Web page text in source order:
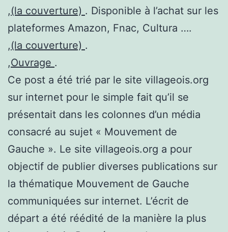
,(la couverture) . Disponible à l’achat sur les
plateformes Amazon, Fnac, Cultura ….
,(la couverture) .
,Ouvrage .
Ce post a été trié par le site villageois.org
sur internet pour le simple fait qu’il se
présentait dans les colonnes d’un média
consacré au sujet « Mouvement de
Gauche ». Le site villageois.org a pour
objectif de publier diverses publications sur
la thématique Mouvement de Gauche
communiquées sur internet. L’écrit de
départ a été réédité de la manière la plus